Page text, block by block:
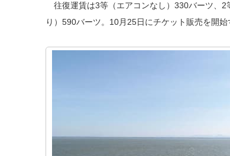
往復運賃は3等（エアコンなし）330バーツ、2
り）590バーツ。10月25日にチケット販売を開始